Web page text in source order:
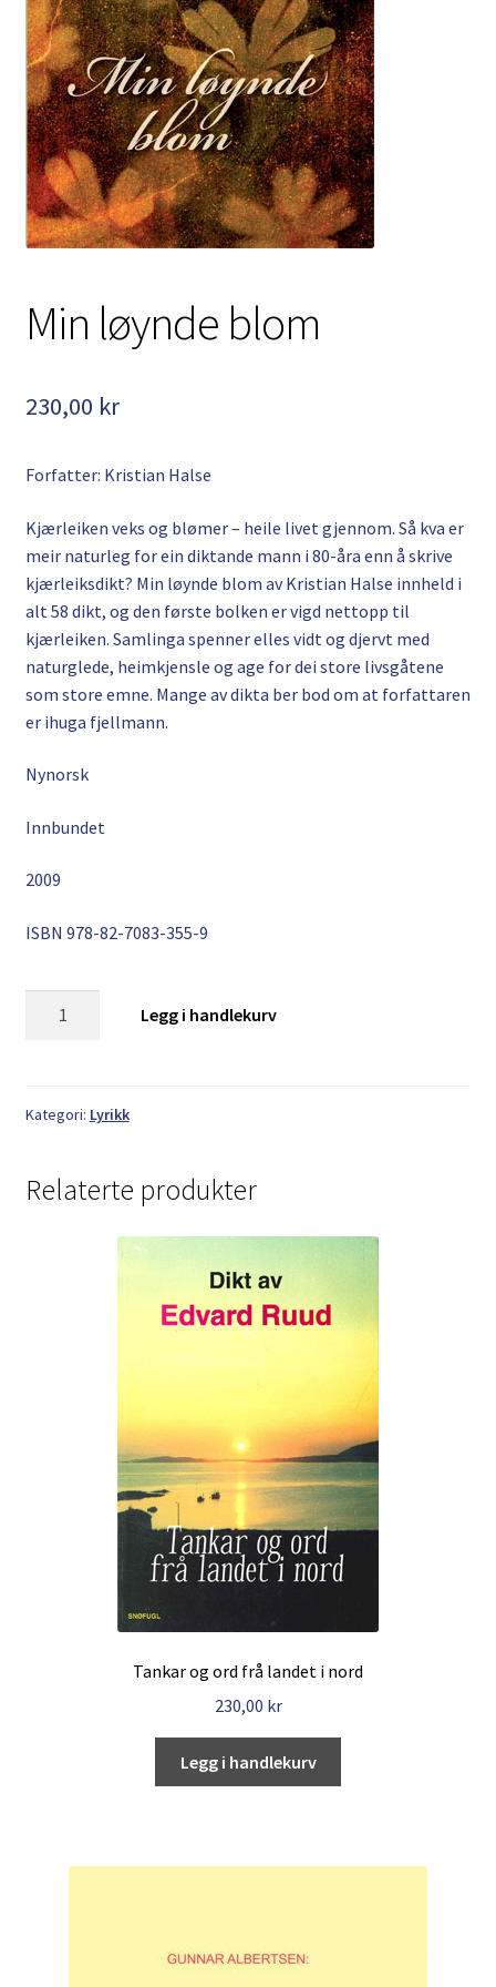
Kontakt
Min side
My Account
Om oss
Personvernerklæring
Min løynde blom
230,00 kr
Forfatter: Kristian Halse
Kjærleiken veks og blømer – heile livet gjennom. Så kva er
meir naturleg for ein diktande mann i 80-åra enn å skrive
kjærleiksdikt? Min løynde blom av Kristian Halse innheld i
alt 58 dikt, og den første bolken er vigd nettopp til
kjærleiken. Samlinga spenner elles vidt og djervt med
naturglede, heimkjensle og age for dei store livsgåtene
som store emne. Mange av dikta ber bod om at forfattaren
er ihuga fjellmann.
Nynorsk
Innbundet
2009
ISBN 978-82-7083-355-9
Legg i handlekurv
Kategori: Lyrikk
Relaterte produkter
Tankar og ord frå landet i nord
230,00 kr
Legg i handlekurv